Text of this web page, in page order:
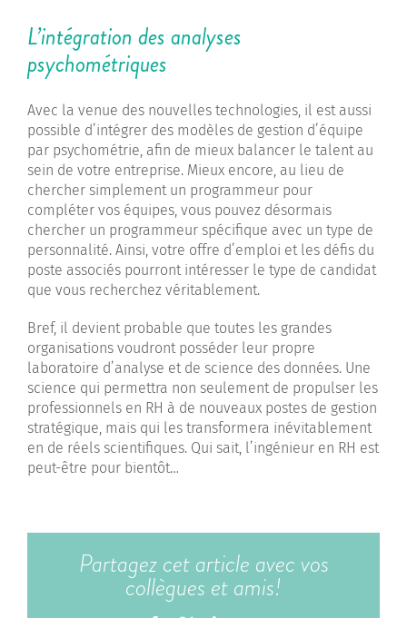
L’intégration des analyses
psychométriques
Avec la venue des nouvelles technologies, il est aussi
possible d’intégrer des modèles de gestion d’équipe
par psychométrie, afin de mieux balancer le talent au
sein de votre entreprise. Mieux encore, au lieu de
chercher simplement un programmeur pour
compléter vos équipes, vous pouvez désormais
chercher un programmeur spécifique avec un type de
personnalité. Ainsi, votre offre d’emploi et les défis du
poste associés pourront intéresser le type de candidat
que vous recherchez véritablement.
Bref, il devient probable que toutes les grandes
organisations voudront posséder leur propre
laboratoire d’analyse et de science des données. Une
science qui permettra non seulement de propulser les
professionnels en RH à de nouveaux postes de gestion
stratégique, mais qui les transformera inévitablement
en de réels scientifiques. Qui sait, l’ingénieur en RH est
peut-être pour bientôt…
Partagez cet article avec vos
collègues et amis!